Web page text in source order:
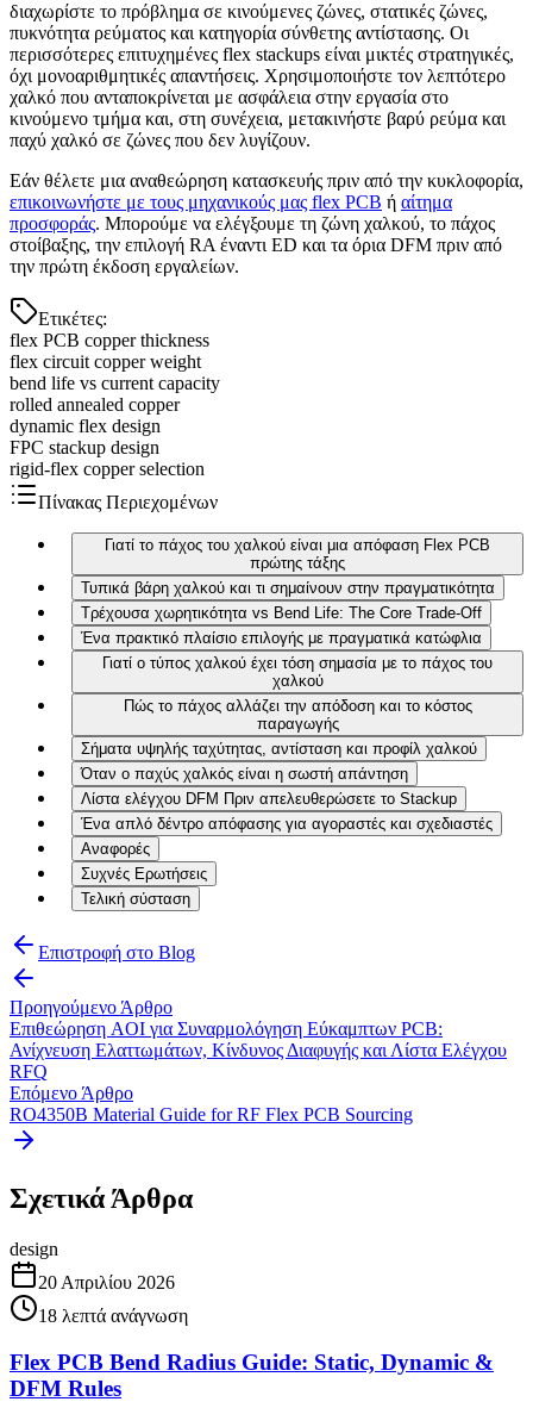
διαχωρίστε το πρόβλημα σε κινούμενες ζώνες, στατικές ζώνες,
πυκνότητα ρεύματος και κατηγορία σύνθετης αντίστασης. Οι
περισσότερες επιτυχημένες flex stackups είναι μικτές στρατηγικές,
όχι μονοαριθμητικές απαντήσεις. Χρησιμοποιήστε τον λεπτότερο
χαλκό που ανταποκρίνεται με ασφάλεια στην εργασία στο
κινούμενο τμήμα και, στη συνέχεια, μετακινήστε βαρύ ρεύμα και
παχύ χαλκό σε ζώνες που δεν λυγίζουν.
Εάν θέλετε μια αναθεώρηση κατασκευής πριν από την κυκλοφορία,
επικοινωνήστε με τους μηχανικούς μας flex PCB ή αίτημα
προσφοράς. Μπορούμε να ελέγξουμε τη ζώνη χαλκού, το πάχος
στοίβαξης, την επιλογή RA έναντι ED και τα όρια DFM πριν από
την πρώτη έκδοση εργαλείων.
Ετικέτες:
flex PCB copper thickness
flex circuit copper weight
bend life vs current capacity
rolled annealed copper
dynamic flex design
FPC stackup design
rigid-flex copper selection
Πίνακας Περιεχομένων
Γιατί το πάχος του χαλκού είναι μια απόφαση Flex PCB
πρώτης τάξης
Τυπικά βάρη χαλκού και τι σημαίνουν στην πραγματικότητα
Τρέχουσα χωρητικότητα vs Bend Life: The Core Trade-Off
Ένα πρακτικό πλαίσιο επιλογής με πραγματικά κατώφλια
Γιατί ο τύπος χαλκού έχει τόση σημασία με το πάχος του
χαλκού
Πώς το πάχος αλλάζει την απόδοση και το κόστος
παραγωγής
Σήματα υψηλής ταχύτητας, αντίσταση και προφίλ χαλκού
Όταν ο παχύς χαλκός είναι η σωστή απάντηση
Λίστα ελέγχου DFM Πριν απελευθερώσετε το Stackup
Ένα απλό δέντρο απόφασης για αγοραστές και σχεδιαστές
Αναφορές
Συχνές Ερωτήσεις
Τελική σύσταση
Επιστροφή στο Blog
Προηγούμενο Άρθρο
Επιθεώρηση AOI για Συναρμολόγηση Εύκαμπτων PCB:
Ανίχνευση Ελαττωμάτων, Κίνδυνος Διαφυγής και Λίστα Ελέγχου
RFQ
Επόμενο Άρθρο
RO4350B Material Guide for RF Flex PCB Sourcing
Σχετικά Άρθρα
design
20 Απριλίου 2026
18 λεπτά ανάγνωση
Flex PCB Bend Radius Guide: Static, Dynamic &
DFM Rules